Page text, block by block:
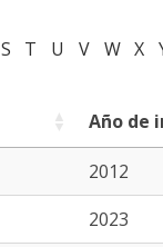
S T U V W X
Año de
Año de
2012
2023